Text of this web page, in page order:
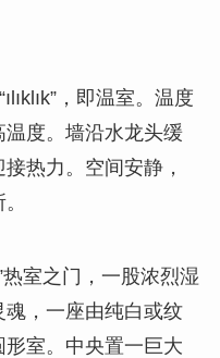
，即温室。温度
度。墙沿水龙头缓
热力。空间安静，
室之门，一股浓烈湿
，一座由纯白或纹
室。中央置一巨大